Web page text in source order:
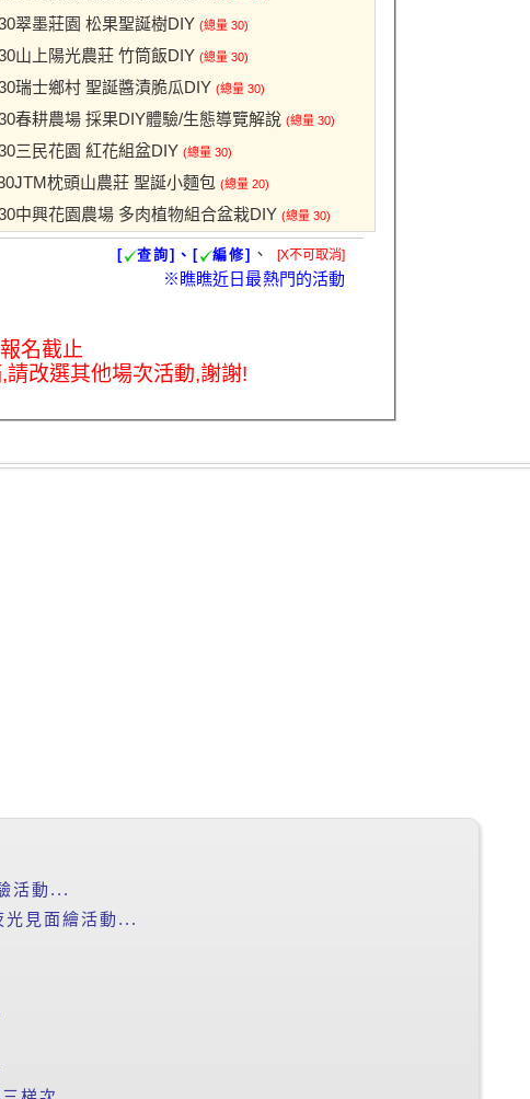
12/21六10:00-11:30翠墨莊園 松果聖誕樹DIY (總量 30)
12/21六14:00-15:30山上陽光農莊 竹筒飯DIY (總量 30)
12/21六14:00-15:30瑞士鄉村 聖誕醬漬脆瓜DIY (總量 30)
12/22日10:00-11:30春耕農場 採果DIY體驗/生態導覽解說 (總量 30)
12/22日14:00-15:30三民花園 紅花組盆DIY (總量 30)
12/28六10:00-11:30JTM枕頭山農莊 聖誕小麵包 (總量 20)
12/28六14:00-15:30中興花園農場 多肉植物組合盆栽DIY (總量 30)
[ 查詢]、[ 編修] 、 [X不可取消]
※瞧瞧近日最熱門的活動
報名截止
請改選其他場次活動,謝謝!
活動...
光見面繪活動...